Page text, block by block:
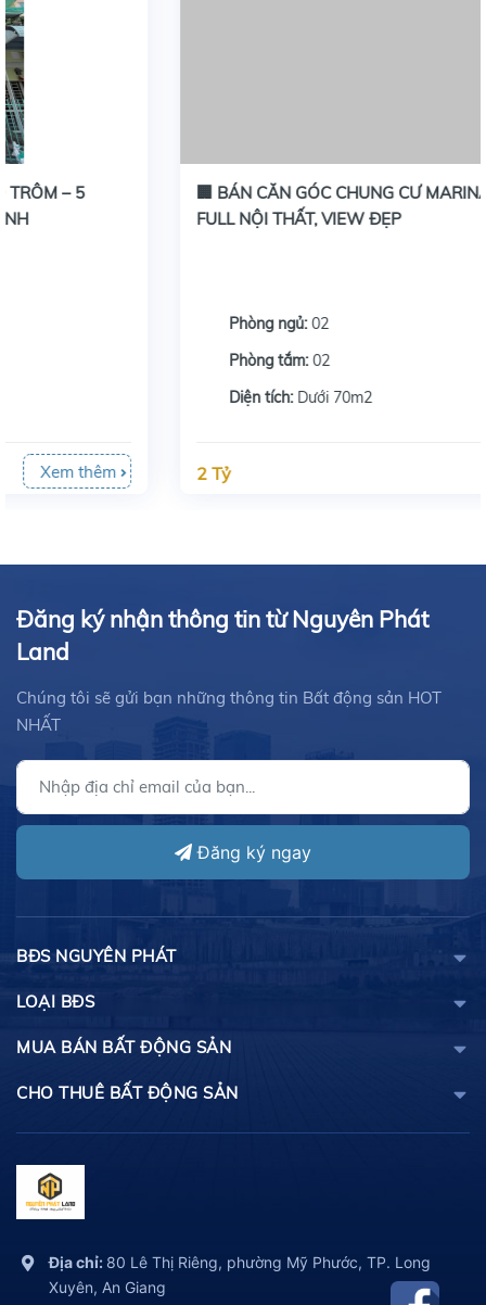
🏢 BÁN CĂN GÓC CHUNG CƯ MARINA TẦNG 17 –
FULL NỘI THẤT, VIEW ĐẸP
2 Tỷ
Đăng ký nhận thông tin từ Nguyên Phát
Land
Chúng tôi sẽ gửi bạn những thông tin Bất động sản HOT
NHẤT
Đăng ký ngay
BĐS NGUYÊN PHÁT
LOẠI BĐS
MUA BÁN BẤT ĐỘNG SẢN
CHO THUÊ BẤT ĐỘNG SẢN
Địa chỉ: 80 Lê Thị Riêng, phường Mỹ Phước, TP. Long
Xuyên, An Giang